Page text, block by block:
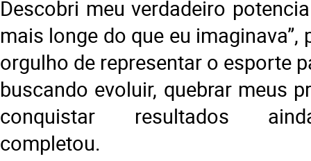
Descobri meu verdadeiro
mais longe do que eu imaginava”,
orgulho de representar o esporte
buscando evoluir, quebrar meus
conquistar resultados
completou.